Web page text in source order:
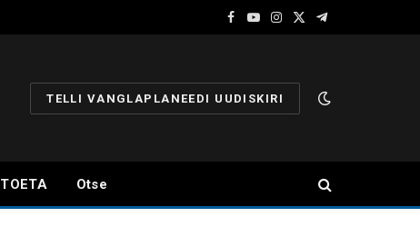
Facebook
YouTube
Instagram
X
Telegram
TELLI VANGLAPLANEEDI UUDISKIRI
TOETA Otse